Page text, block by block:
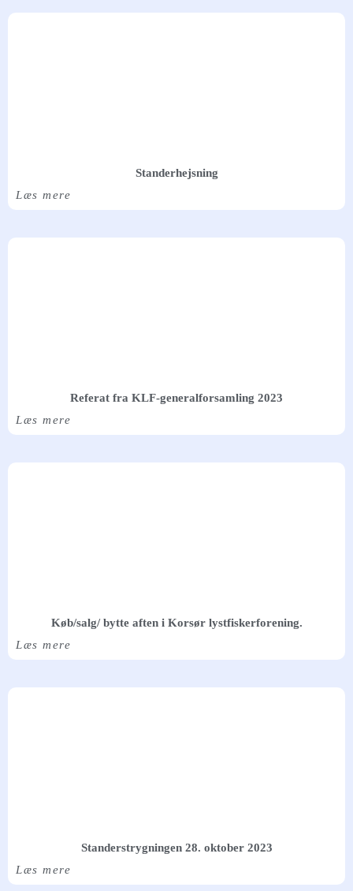
Standerhejsning
Læs mere
Referat fra KLF-generalforsamling 2023
Læs mere
Køb/salg/ bytte aften i Korsør lystfiskerforening.
Læs mere
Standerstrygningen 28. oktober 2023
Læs mere